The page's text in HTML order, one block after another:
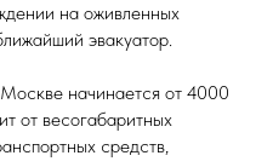
на оживленных
эвакуатор.
начинается от 4000
от весогабаритных
средств,